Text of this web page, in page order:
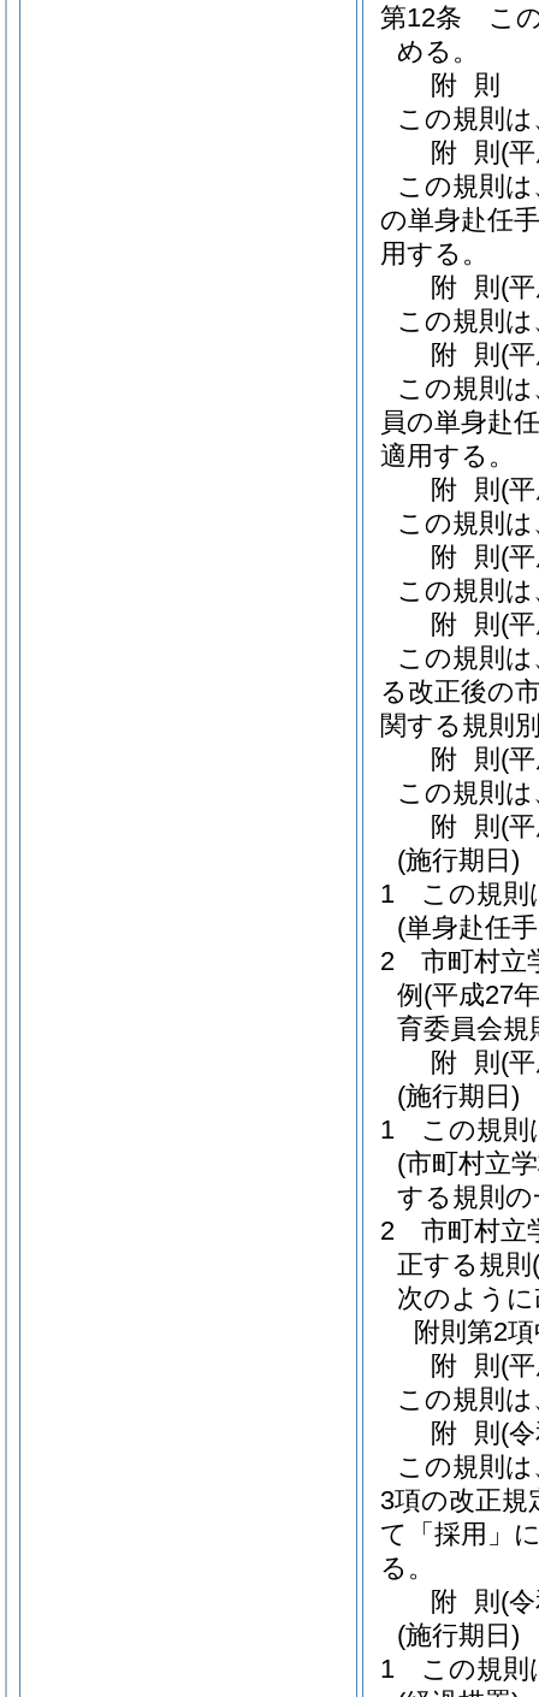
第12条
こ
める。
附 則
この規則
附 則 (
この規則
の単身赴任
用する。
附 則 (
この規則
附 則 (
この規則
員の単身赴
適用する。
附 則 (
この規則
附 則 (
この規則
附 則 (
この規則
る改正後の
関する規則
附 則 (
この規則
附 則 (
(施行期日)
1
この規則
(単身赴任
2
市町村立
例 (平成27
育委員会
附 則 (
(施行期日)
1
この規則
(市町村立
する規則の
2
市町村立
正する規則
次のよう
附則第2
附 則 (
この規則
附 則 (
この規則
3項の改正規
て「採用」
る。
附 則 (
(施行期日)
1
この規則